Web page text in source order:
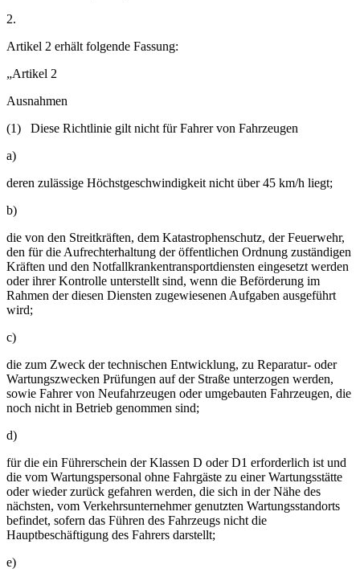
2.
Artikel 2 erhält folgende Fassung:
„Artikel 2
Ausnahmen
(1) Diese Richtlinie gilt nicht für Fahrer von Fahrzeugen
a)
deren zulässige Höchstgeschwindigkeit nicht über 45 km/h liegt;
b)
die von den Streitkräften, dem Katastrophenschutz, der Feuerwehr,
den für die Aufrechterhaltung der öffentlichen Ordnung zuständigen
Kräften und den Notfallkrankentransportdiensten eingesetzt werden
oder ihrer Kontrolle unterstellt sind, wenn die Beförderung im
Rahmen der diesen Diensten zugewiesenen Aufgaben ausgeführt
wird;
c)
die zum Zweck der technischen Entwicklung, zu Reparatur- oder
Wartungszwecken Prüfungen auf der Straße unterzogen werden,
sowie Fahrer von Neufahrzeugen oder umgebauten Fahrzeugen, die
noch nicht in Betrieb genommen sind;
d)
für die ein Führerschein der Klassen D oder D1 erforderlich ist und
die vom Wartungspersonal ohne Fahrgäste zu einer Wartungsstätte
oder wieder zurück gefahren werden, die sich in der Nähe des
nächsten, vom Verkehrsunternehmer genutzten Wartungsstandorts
befindet, sofern das Führen des Fahrzeugs nicht die
Hauptbeschäftigung des Fahrers darstellt;
e)